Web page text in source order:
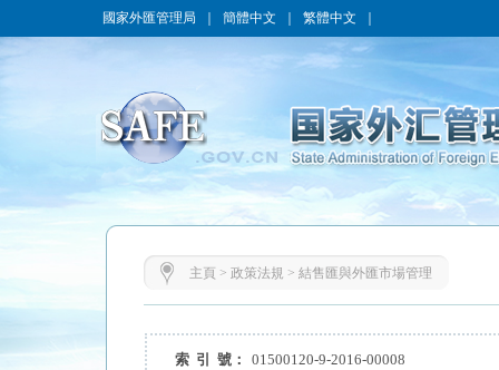
國家外匯管理局 簡體中文 繁體中文
主頁 > 政策法規 > 結售匯與外匯市場管理
索 引 號：
01500120-9-2016-00008